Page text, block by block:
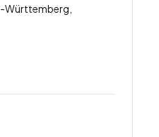
Württemberg,